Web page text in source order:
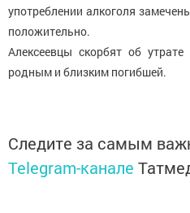
употреблении алкоголя
положительно.
Алексеевцы скорбят об
родным и близким погибшей.
Следите за самым
Telegram-канале